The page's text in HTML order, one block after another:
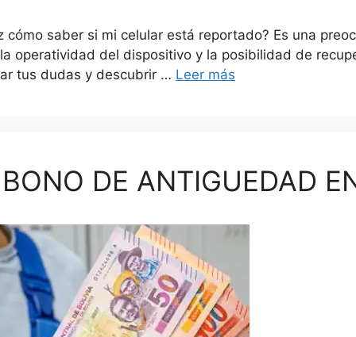
cómo saber si mi celular está reportado? Es una
operatividad del dispositivo y la posibilidad de
tus dudas y descubrir … Leer más
DE ANTIGUEDAD